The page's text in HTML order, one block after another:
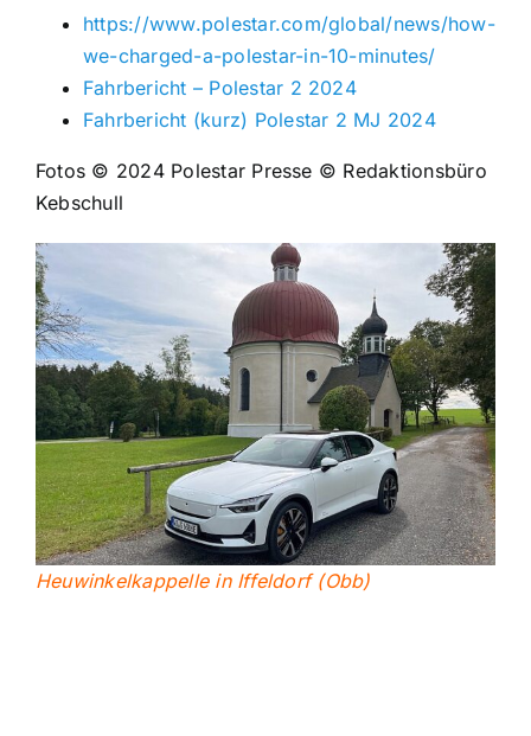
https://www.polestar.com/global/news/how-
we-charged-a-polestar-in-10-minutes/
Fahrbericht – Polestar 2 2024
Fahrbericht (kurz) Polestar 2 MJ 2024
Fotos © 2024 Polestar Presse © Redaktionsbüro
Kebschull
Heuwinkelkappelle in Iffeldorf (Obb)